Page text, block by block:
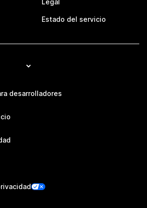
Legal
Estado del servicio
desarrolladores